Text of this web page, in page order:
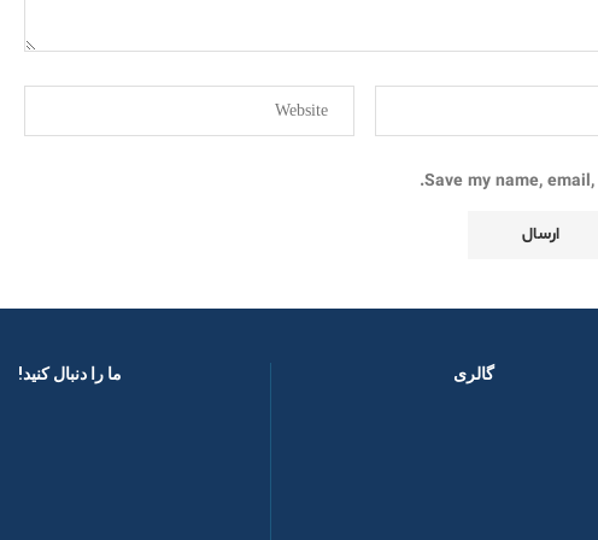
Save my name,
گالری ما را دنبال کنید! ​